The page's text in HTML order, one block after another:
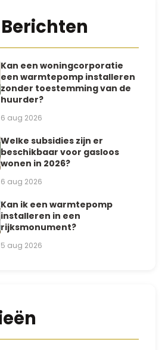
Kan een woningcorporatie
een warmtepomp installeren
zonder toestemming van de
huurder?
6 aug 2026
Welke subsidies zijn er
beschikbaar voor gasloos
wonen in 2026?
6 aug 2026
Kan ik een warmtepomp
installeren in een
rijksmonument?
5 aug 2026